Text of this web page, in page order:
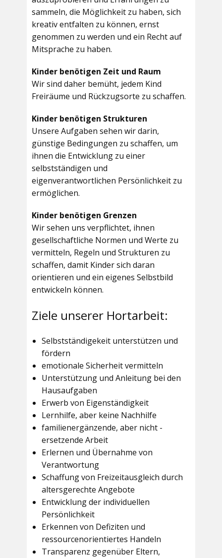
sammeln, die Möglichkeit zu haben, sich
kreativ entfalten zu können, ernst
genommen zu werden und ein Recht auf
Mitsprache zu haben.
Kinder benötigen Zeit und Raum
Wir sind daher bemüht, jedem Kind
Freiräume und Rückzugsorte zu schaffen.
Kinder benötigen Strukturen
Unsere Aufgaben sehen wir darin,
günstige Bedingungen zu schaffen, um
ihnen die Entwicklung zu einer
selbstständigen und
eigenverantwortlichen Persönlichkeit zu
ermöglichen.
Kinder benötigen Grenzen
Wir sehen uns verpflichtet, ihnen
gesellschaftliche Normen und Werte zu
vermitteln, Regeln und Strukturen zu
schaffen, damit Kinder sich daran
orientieren und ein eigenes Selbstbild
entwickeln können.
Ziele unserer Hortarbeit:
Selbstständigekeit unterstützen und
fördern
emotionale Sicherheit vermitteln
Unterstützung und Anleitung bei den
Hausaufgaben
Erwerb von Eigenständigkeit
Lernhilfe, aber keine Nachhilfe
familienergänzende, aber nicht -
ersetzende Arbeit
Erlernen und Übernahme von
Verantwortung
Schaffung von Freizeitausgleich durch
altersgerechte Angebote
Entwicklung der individuellen
Persönlichkeit
Erkennen von Defiziten und
ressourcenorientiertes Handeln
Transparenz gegenüber Eltern,